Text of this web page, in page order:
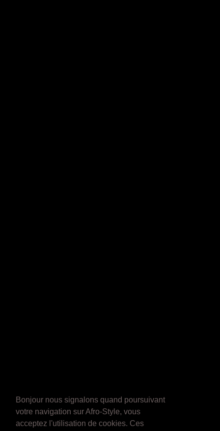
Bonjour nous signalons quand poursuivant
votre navigation sur Afro-Style, vous
acceptez l'utilisation de cookies. Ces